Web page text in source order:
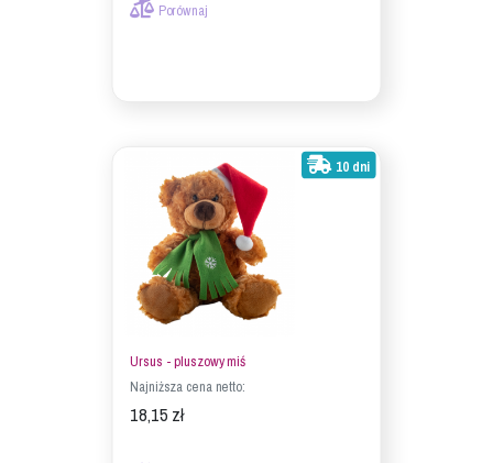
Porównaj
10 dni
Ursus - pluszowy miś
Najniższa cena netto:
18,15 zł